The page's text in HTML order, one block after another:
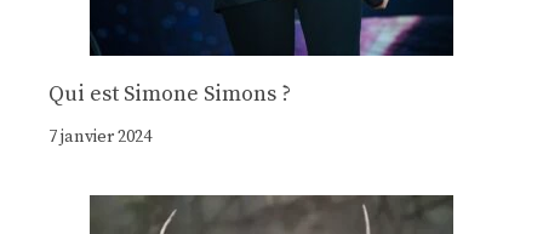
Qui est Simone Simons ?
7 janvier 2024